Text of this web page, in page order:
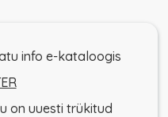
info e-kataloogis
on uuesti trükitud